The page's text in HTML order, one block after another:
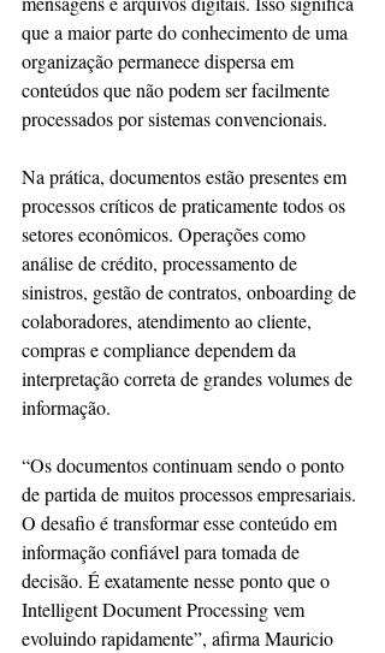
que a maior parte do conhecimento de uma
organização permanece dispersa em
conteúdos que não podem ser facilmente
processados por sistemas convencionais.
Na prática, documentos estão presentes em
processos críticos de praticamente todos os
setores econômicos. Operações como
análise de crédito, processamento de
sinistros, gestão de contratos, onboarding de
colaboradores, atendimento ao cliente,
compras e compliance dependem da
interpretação correta de grandes volumes de
informação.
“Os documentos continuam sendo o ponto
de partida de muitos processos empresariais.
O desafio é transformar esse conteúdo em
informação confiável para tomada de
decisão. É exatamente nesse ponto que o
Intelligent Document Processing vem
evoluindo rapidamente”, afirma Mauricio